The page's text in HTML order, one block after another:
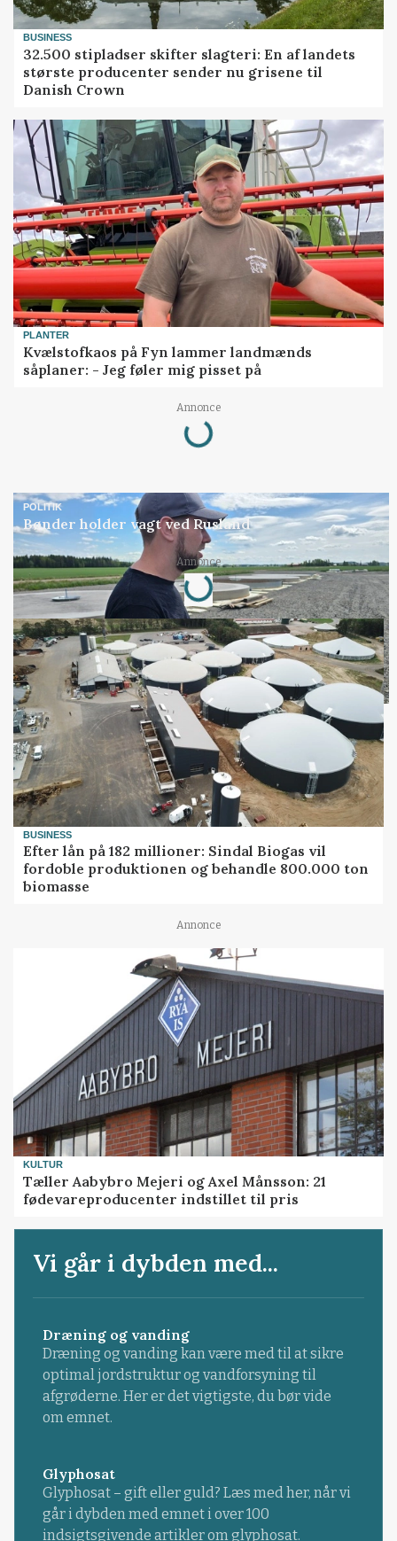
BUSINESS
32.500 stipladser skifter slagteri: En af landets
største producenter sender nu grisene til
Danish Crown
PLANTER
Kvælstofkaos på Fyn lammer landmænds
såplaner: - Jeg føler mig pisset på
Annonce
Loading...
POLITIK
Bønder holder vagt ved Rusland
Annonce
Loading...
BUSINESS
Efter lån på 182 millioner: Sindal Biogas vil
fordoble produktionen og behandle 800.000 ton
biomasse
Annonce
KULTUR
Tæller Aabybro Mejeri og Axel Månsson: 21
fødevareproducenter indstillet til pris
Vi går i dybden med...
Dræning og vanding
Dræning og vanding kan være med til at sikre
optimal jordstruktur og vandforsyning til
afgrøderne. Her er det vigtigste, du bør vide
om emnet.
Glyphosat
Glyphosat – gift eller guld? Læs med her, når vi
går i dybden med emnet i over 100
indsigtsgivende artikler om glyphosat.